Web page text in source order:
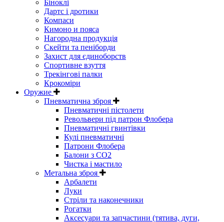
Біноклі
Дартс і дротики
Компаси
Кимоно и пояса
Нагородна продукція
Скейти та пеніборди
Захист для єдиноборств
Спортивне взуття
Трекінгові палки
Крокоміри
Оружие
Пневматична зброя
Пневматичні пістолети
Револьвери під патрон Флобера
Пневматичні гвинтівки
Кулі пневматичні
Патрони Флобера
Балони з CO2
Чистка і мастило
Метальна зброя
Арбалети
Луки
Стріли та наконечники
Рогатки
Аксесуари та запчастини (тятива, дуги,